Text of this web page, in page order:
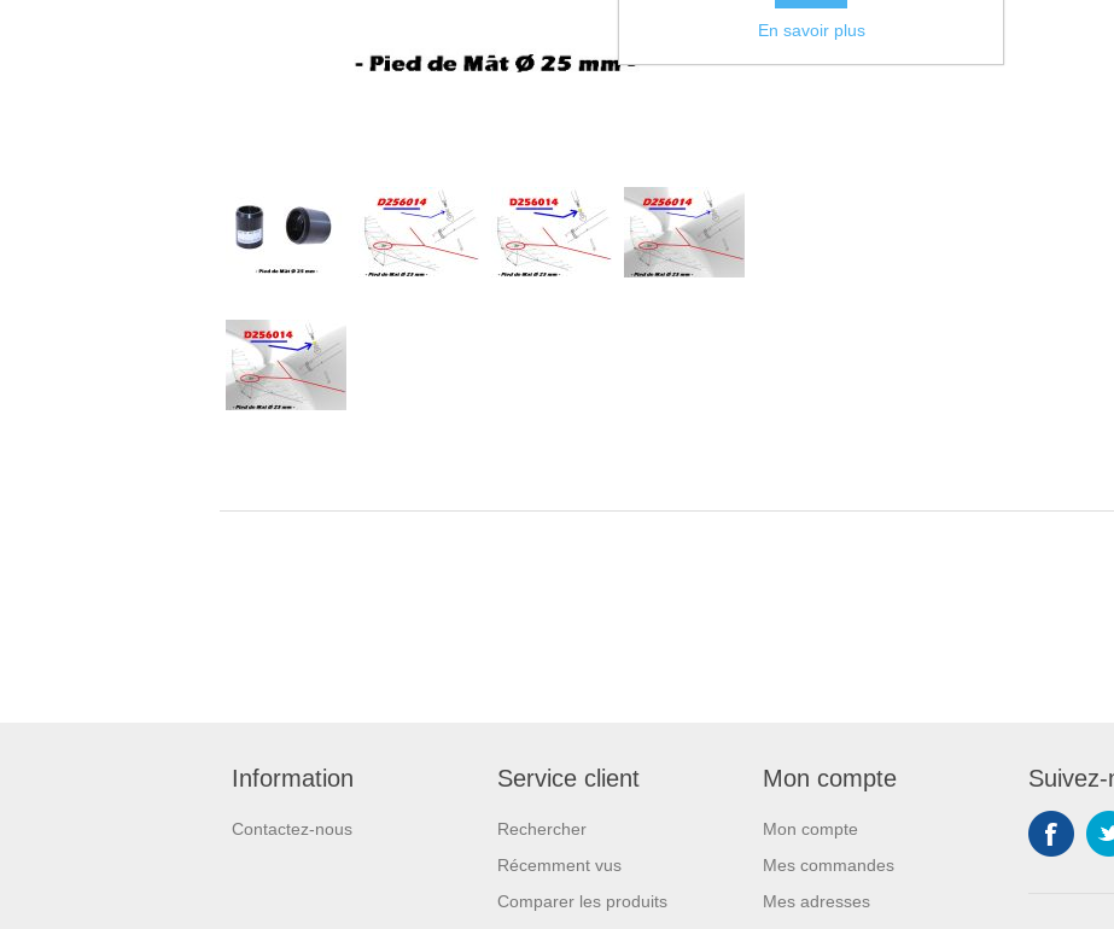
Information
Contactez-nous
Service client
Rechercher
Récemment vus
Comparer les produits
Mon compte
Mon compte
Mes commandes
Mes adresses
Suivez-
En savoir plus